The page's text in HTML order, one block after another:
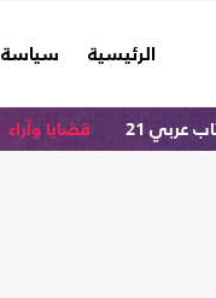
الرئيسية
(current) سياسة
عربي 21 قضايا وآراء